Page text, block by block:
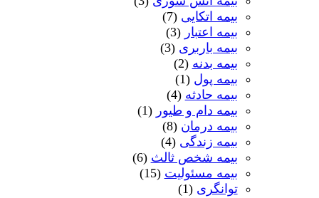
بیمه اتکایی (7)
بیمه اعتبار (3)
بیمه باربری(3)
بیمه بدنه(2)
بیمه پول(1)
بیمه حادثه(4)
بیمه دام و طیور (1)
بیمه درمان(8)
بیمه زندگی (4)
بیمه شخص ثالث(6)
بیمه مسئولیت(15)
توانگری(1)